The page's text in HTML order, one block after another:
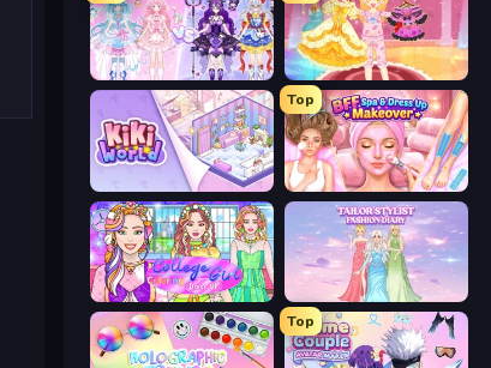
Idol Livestream: Fashion Game Royal Glow Princess Makeover
KiKi World
Top
BFF Makeover - Spa & Dress Up
College Girl Coloring Dress Up Tailor Stylist: Fashion Diary
Top